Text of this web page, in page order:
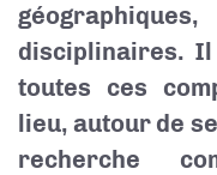
disciplinaires. Il
toutes ces
lieu, autour de
recherche